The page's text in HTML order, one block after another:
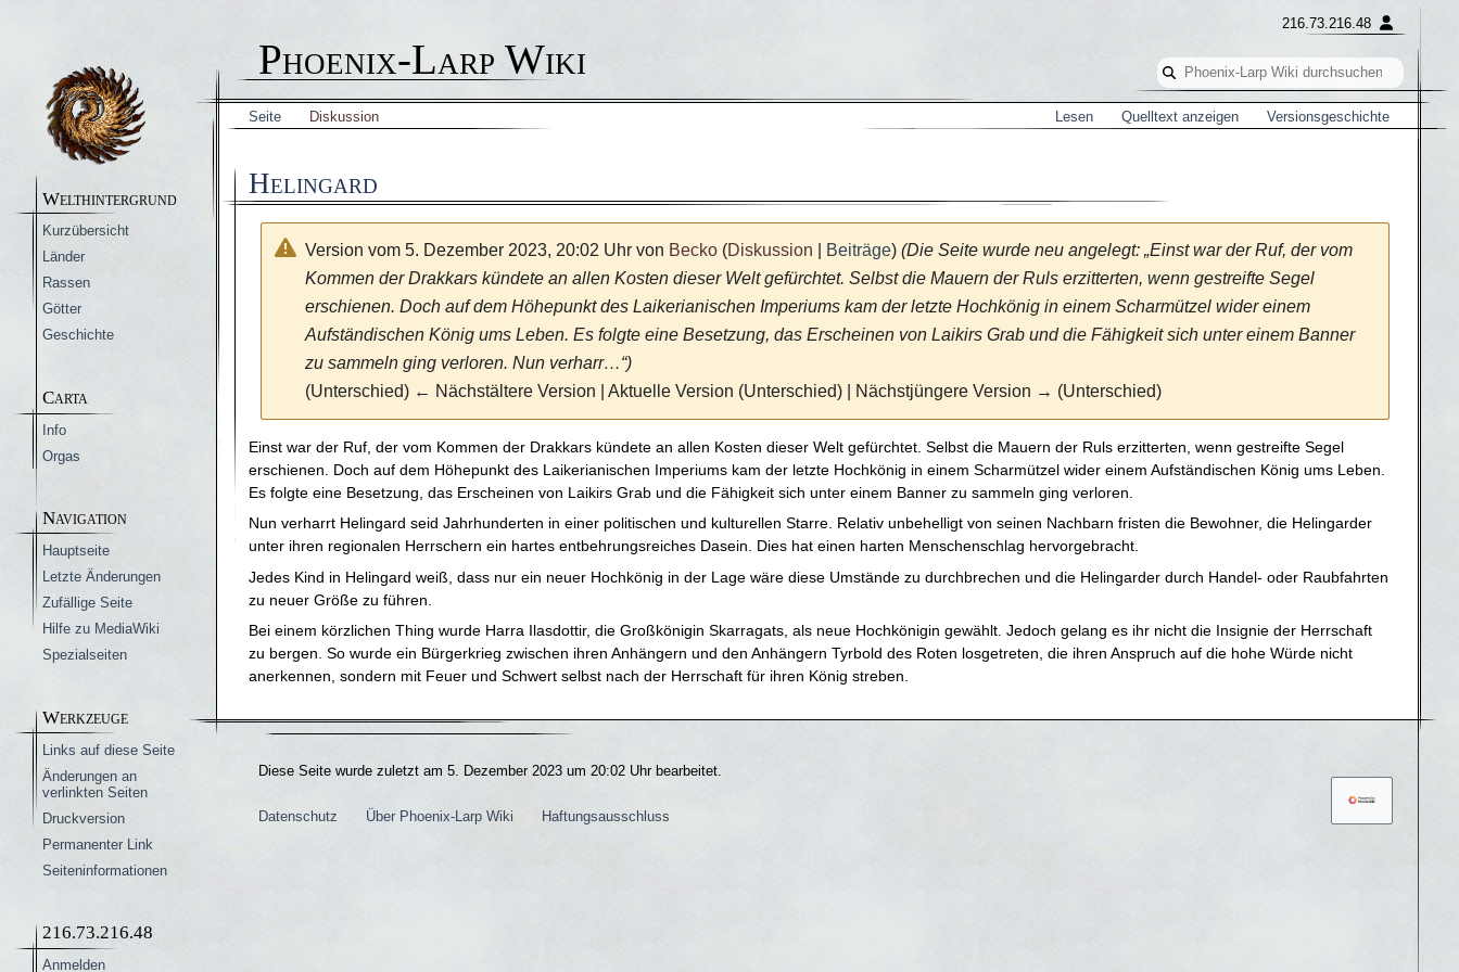
Phoenix-Larp Wiki
216.73.216.48
Seite Diskussion Lesen Quelltext anzeigen Versionsgeschichte
Helingard
Version vom 5. Dezember 2023, 20:02 Uhr von Becko (Diskussion Beiträge) (Die Seite wurde neu angelegt: „Einst war der Ruf, der vom
Kommen der Drakkars kündete an allen Kosten dieser Welt gefürchtet. Selbst die Mauern der Ruls erzitterten, wenn gestreifte Segel
erschienen. Doch auf dem Höhepunkt des Laikerianischen Imperiums kam der letzte Hochkönig in einem Scharmützel wider einem
Aufständischen König ums Leben. Es folgte eine Besetzung, das Erscheinen von Laikirs Grab und die Fähigkeit sich unter einem Banner
zu sammeln ging verloren. Nun verharr…“)
(Unterschied) ← Nächstältere Version | Aktuelle Version (Unterschied) | Nächstjüngere Version → (Unterschied)
Einst war der Ruf, der vom Kommen der Drakkars kündete an allen Kosten dieser Welt gefürchtet. Selbst die Mauern der Ruls erzitterten, wenn gestreifte Segel
erschienen. Doch auf dem Höhepunkt des Laikerianischen Imperiums kam der letzte Hochkönig in einem Scharmützel wider einem Aufständischen König ums Leben.
Es folgte eine Besetzung, das Erscheinen von Laikirs Grab und die Fähigkeit sich unter einem Banner zu sammeln ging verloren.
Nun verharrt Helingard seid Jahrhunderten in einer politischen und kulturellen Starre. Relativ unbehelligt von seinen Nachbarn fristen die Bewohner, die Helingarder
unter ihren regionalen Herrschern ein hartes entbehrungsreiches Dasein. Dies hat einen harten Menschenschlag hervorgebracht.
Jedes Kind in Helingard weiß, dass nur ein neuer Hochkönig in der Lage wäre diese Umstände zu durchbrechen und die Helingarder durch Handel- oder Raubfahrten
zu neuer Größe zu führen.
Bei einem körzlichen Thing wurde Harra Ilasdottir, die Großkönigin Skarragats, als neue Hochkönigin gewählt. Jedoch gelang es ihr nicht die Insignie der Herrschaft
zu bergen. So wurde ein Bürgerkrieg zwischen ihren Anhängern und den Anhängern Tyrbold des Roten losgetreten, die ihren Anspruch auf die hohe Würde nicht
anerkennen, sondern mit Feuer und Schwert selbst nach der Herrschaft für ihren König streben.
Diese Seite wurde zuletzt am 5. Dezember 2023 um 20:02 Uhr bearbeitet.
Datenschutz Über Phoenix-Larp Wiki Haftungsausschluss
Welthintergrund
Kurzübersicht
Länder
Rassen
Götter
Geschichte
Carta
Info
Orgas
Navigation
Hauptseite
Letzte Änderungen
Zufällige Seite
Hilfe zu MediaWiki
Spezialseiten
Werkzeuge
Links auf diese Seite
Änderungen an
verlinkten Seiten
Druckversion
Permanenter Link
Seiten­­informationen
216.73.216.48
Anmelden